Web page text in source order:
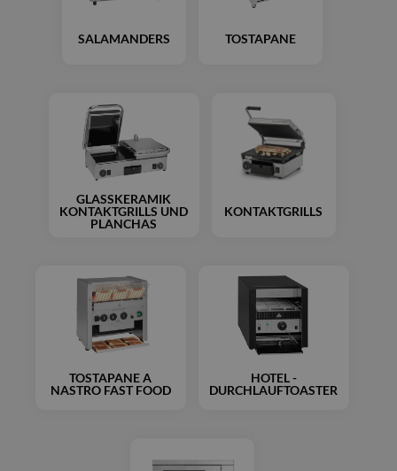
SALAMANDERS TOSTAPANE
GLASSKERAMIK
KONTAKTGRILLS UND
PLANCHAS
KONTAKTGRILLS
TOSTAPANE A
NASTRO FAST FOOD
HOTEL -
DURCHLAUFTOASTER